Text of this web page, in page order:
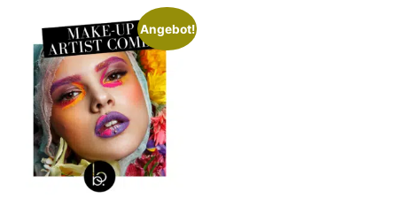
Angebot!